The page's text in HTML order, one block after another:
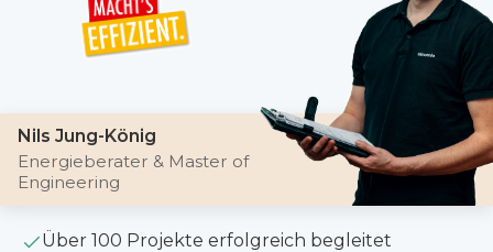
Nils Jung-König
Energieberater & Master of
Engineering
Über 100 Projekte erfolgreich begleitet